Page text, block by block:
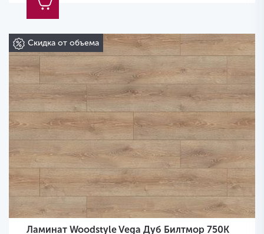
Скидка от объема
Ламинат Woodstyle Vega Дуб Билтмор 750K